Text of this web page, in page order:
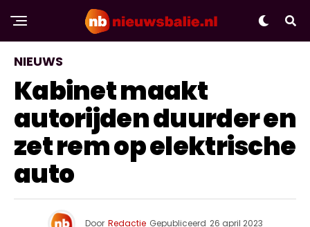
NIEUWS
Kabinet maakt
autorijden duurder en
zet rem op elektrische
auto
Door Redactie Gepubliceerd 26 april 2023